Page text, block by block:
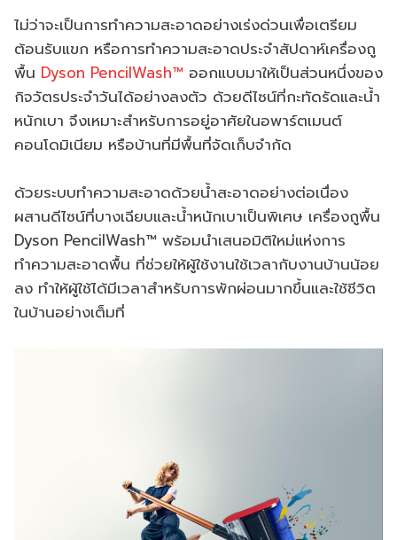
ไม่ว่าจะเป็นการทำความสะอาดอย่างเร่งด่วนเพื่อเตรียม
ต้อนรับแขก หรือการทำความสะอาดประจำสัปดาห์เครื่องถู
พื้น Dyson PencilWash™ ออกแบบมาให้เป็นส่วนหนึ่งของ
กิจวัตรประจำวันได้อย่างลงตัว ด้วยดีไซน์ที่กะทัดรัดและน้ำ
หนักเบา จึงเหมาะสำหรับการอยู่อาศัยในอพาร์ตเมนต์
คอนโดมิเนียม หรือบ้านที่มีพื้นที่จัดเก็บจำกัด
ด้วยระบบทำความสะอาดด้วยน้ำสะอาดอย่างต่อเนื่อง
ผสานดีไซน์ที่บางเฉียบและน้ำหนักเบาเป็นพิเศษ เครื่องถูพื้น
Dyson PencilWash™ พร้อมนำเสนอมิติใหม่แห่งการ
ทำความสะอาดพื้น ที่ช่วยให้ผู้ใช้งานใช้เวลากับงานบ้านน้อย
ลง ทำให้ผู้ใช้ได้มีเวลาสำหรับการพักผ่อนมากขึ้นและใช้ชีวิต
ในบ้านอย่างเต็มที่